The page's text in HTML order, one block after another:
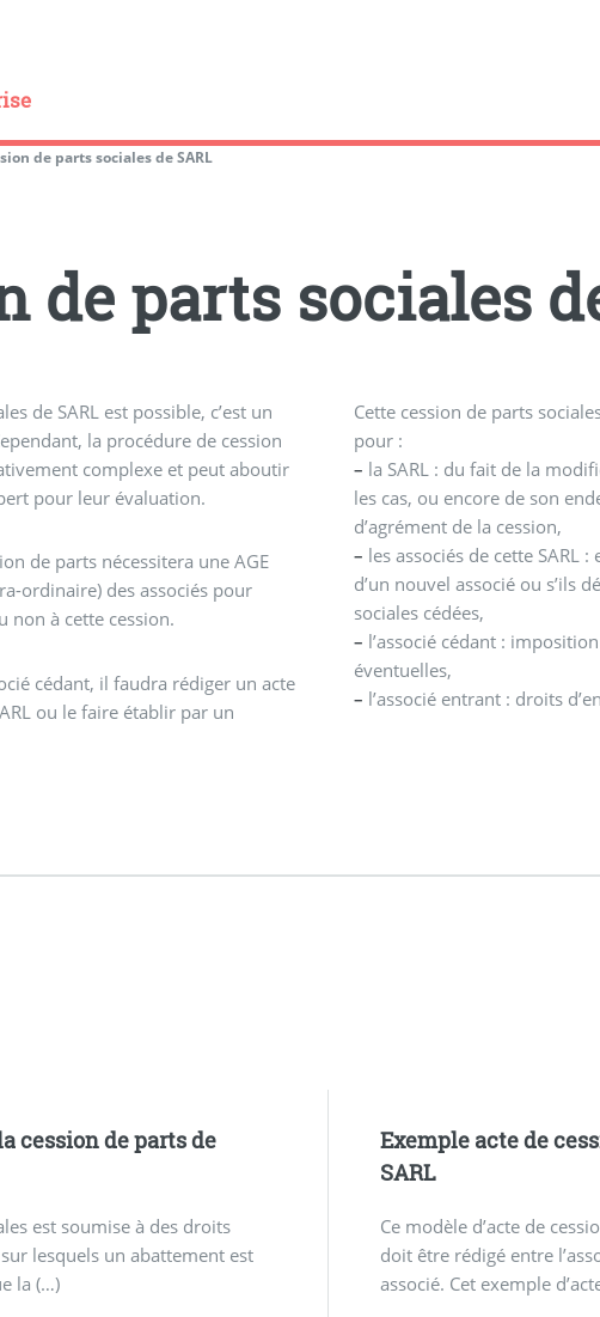
de parts sociales de SARL
de parts sociales
de SARL est possible, c’est un
la procédure de cession
complexe et peut aboutir
pour leur évaluation.
de parts nécessitera une AGE
ordinaire) des associés pour
non à cette cession.
cédant, il faudra rédiger un acte
ou le faire établir par un
Cette cession de parts
pour :
– la SARL : du fait de la
les cas, ou encore de son
d’agrément de la cession,
– les associés de cette SARL
d’un nouvel associé ou s’ils
sociales cédées,
– l’associé cédant :
éventuelles,
– l’associé entrant : droits
cession de parts de
est soumise à des droits
lesquels un abattement est
la (…)
Exemple acte de
SARL
Ce modèle d’acte de
doit être rédigé entre
associé. Cet exemple